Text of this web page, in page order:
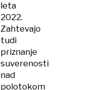
leta
2022.
Zahtevajo
tudi
priznanje
suverenosti
nad
polotokom